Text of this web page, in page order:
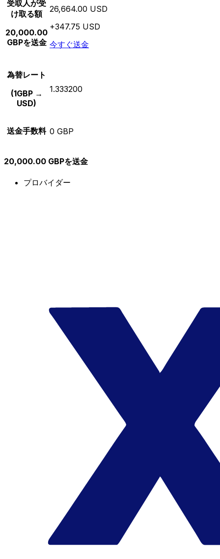
受取人が受
け取る額
20,000.00
GBPを送金
26,664.00 USD
+347.75 USD
今すぐ送金
為替レート
(1GBP →
USD)
1.333200
送金手数料 0 GBP
20,000.00 GBPを送金
プロバイダー